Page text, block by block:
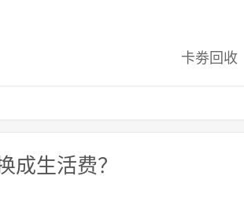
卡劵回收
成生活费？